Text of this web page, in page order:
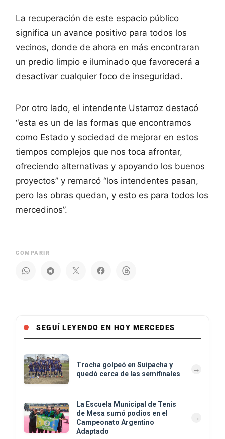
La recuperación de este espacio público
significa un avance positivo para todos los
vecinos, donde de ahora en más encontraran
un predio limpio e iluminado que favorecerá a
desactivar cualquier foco de inseguridad.
Por otro lado, el intendente Ustarroz destacó
“esta es un de las formas que encontramos
como Estado y sociedad de mejorar en estos
tiempos complejos que nos toca afrontar,
ofreciendo alternativas y apoyando los buenos
proyectos” y remarcó “los intendentes pasan,
pero las obras quedan, y esto es para todos los
mercedinos”.
COMPARIR
SEGUÍ LEYENDO EN HOY MERCEDES
Trocha golpeó en Suipacha y
quedó cerca de las semifinales
La Escuela Municipal de Tenis
de Mesa sumó podios en el
Campeonato Argentino
Adaptado